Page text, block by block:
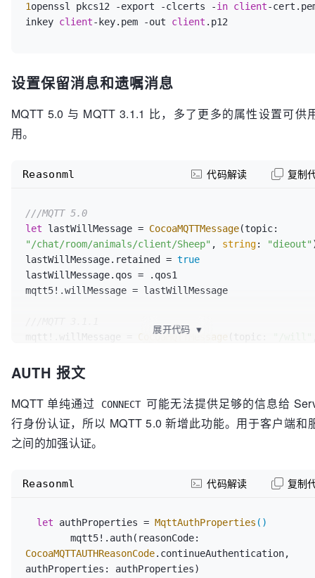
///MQTT 3.1.1
1openssl pkcs12 -export -clcerts -in client-
inkey client-key.pem -out client
设置保留消息和遗嘱消息
MQTT 5.0 与 MQTT 3.1.1 比，多了更多的属性设置可供
用。
///MQTT 5.0
let lastWillMessage = CocoaMQTTMessage
"/chat/room/animals/client/Sheep" , string: "dieout"
lastWillMessage.retained = true
lastWillMessage.qos = .qos1
mqtt5!.willMessage = lastWillMessage
mqtt!.willMessage =
CocoaMQTTMessage
Reasonml 代码解读 复制
展开代码 ▼
AUTH 报文
MQTT 单纯通过 CONNECT 可能无法提供足够的信息给
行身份认证，所以 MQTT 5.0 新增此功能。用于客户端和
之间的加强认证。
let authProperties = MqttAuthProperties ()
CocoaMQTTAUTHReasonCode.continueAuthentication,
Reasonml 代码解读 复制